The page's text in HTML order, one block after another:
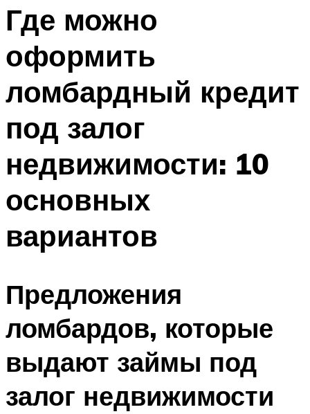
Где можно
оформить
ломбардный кредит
под залог
недвижимости: 10
основных
вариантов
Предложения
ломбардов, которые
выдают займы под
залог недвижимости